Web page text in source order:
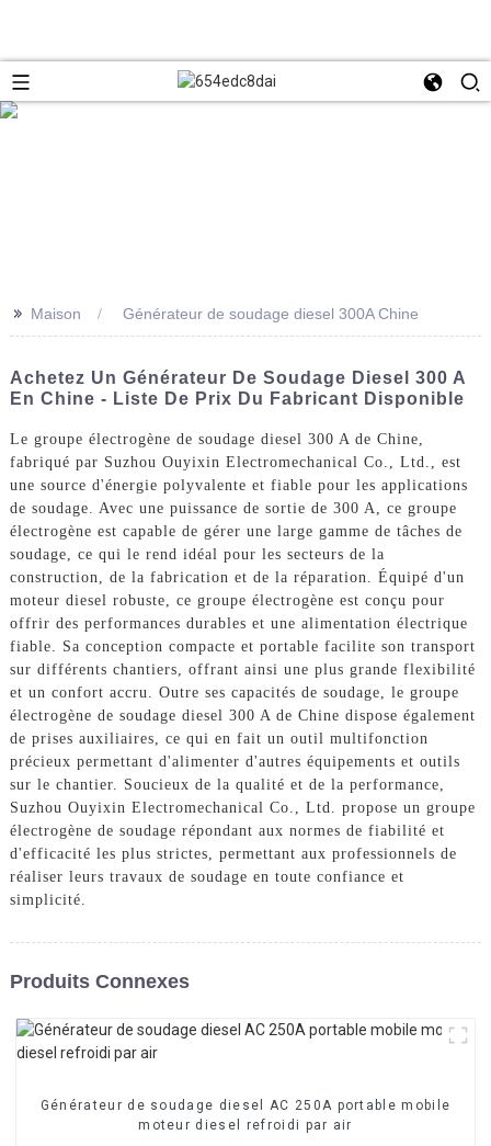
>> Maison Générateur de soudage diesel 300A Chine
Achetez Un Générateur De Soudage Diesel 300 A
En Chine - Liste De Prix Du Fabricant Disponible
Le groupe électrogène de soudage diesel 300 A de Chine,
fabriqué par Suzhou Ouyixin Electromechanical Co., Ltd., est
une source d'énergie polyvalente et fiable pour les applications
de soudage. Avec une puissance de sortie de 300 A, ce groupe
électrogène est capable de gérer une large gamme de tâches de
soudage, ce qui le rend idéal pour les secteurs de la
construction, de la fabrication et de la réparation. Équipé d'un
moteur diesel robuste, ce groupe électrogène est conçu pour
offrir des performances durables et une alimentation électrique
fiable. Sa conception compacte et portable facilite son transport
sur différents chantiers, offrant ainsi une plus grande flexibilité
et un confort accru. Outre ses capacités de soudage, le groupe
électrogène de soudage diesel 300 A de Chine dispose également
de prises auxiliaires, ce qui en fait un outil multifonction
précieux permettant d'alimenter d'autres équipements et outils
sur le chantier. Soucieux de la qualité et de la performance,
Suzhou Ouyixin Electromechanical Co., Ltd. propose un groupe
électrogène de soudage répondant aux normes de fiabilité et
d'efficacité les plus strictes, permettant aux professionnels de
réaliser leurs travaux de soudage en toute confiance et
simplicité.
Produits Connexes
Générateur de soudage diesel AC 250A portable mobile
moteur diesel refroidi par air